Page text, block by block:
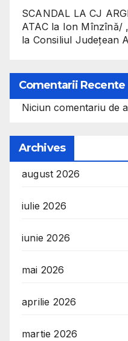
SCANDAL LA CJ
ATAC la Ion Mînzînă/
la Consiliul Județean
Comentarii Recente
Niciun comentariu de
Archives
august 2026
iulie 2026
iunie 2026
mai 2026
aprilie 2026
martie 2026